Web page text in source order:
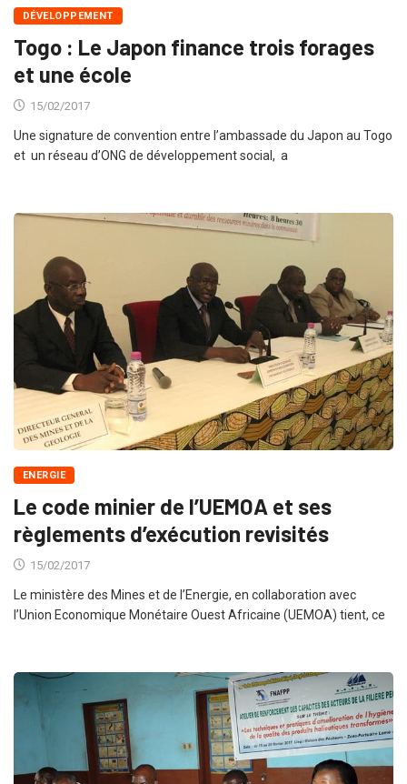
DÉVELOPPEMENT
Togo : Le Japon finance trois forages
et une école
15/02/2017
Une signature de convention entre l’ambassade du Japon au Togo
et un réseau d’ONG de développement social, a
ENERGIE
Le code minier de l’UEMOA et ses
règlements d’exécution revisités
15/02/2017
Le ministère des Mines et de l’Energie, en collaboration avec
l’Union Economique Monétaire Ouest Africaine (UEMOA) tient, ce